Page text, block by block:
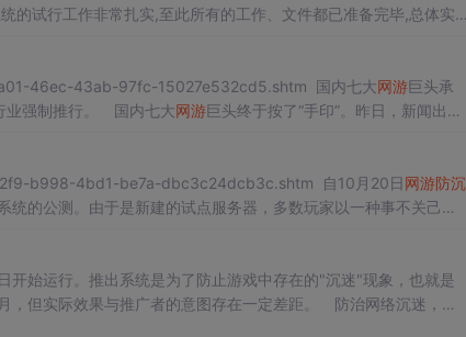
的试行工作非常扎实,至此所有的工作、文件都已准备完毕,总体实
46ec-43ab-97fc-15027e532cd5.shtm 国内七大网游巨头承
业强制推行。 国内七大网游巨头终于按了“手印”。昨日，新闻出版
b998-4bd1-be7a-dbc3c24dcb3c.shtm 自10月20日网游防沉
统的公测。由于是新建的试点服务器，多数玩家以一种事不关己的
开始运行。推出系统是为了防止游戏中存在的"沉迷"现象，也就是
，但实际效果与推广者的意图存在一定差距。 防治网络沉迷，绝